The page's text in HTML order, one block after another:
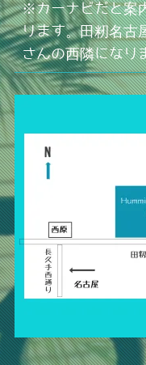
※カーナビだと案
ります。田籾名古
さんの西隣になり